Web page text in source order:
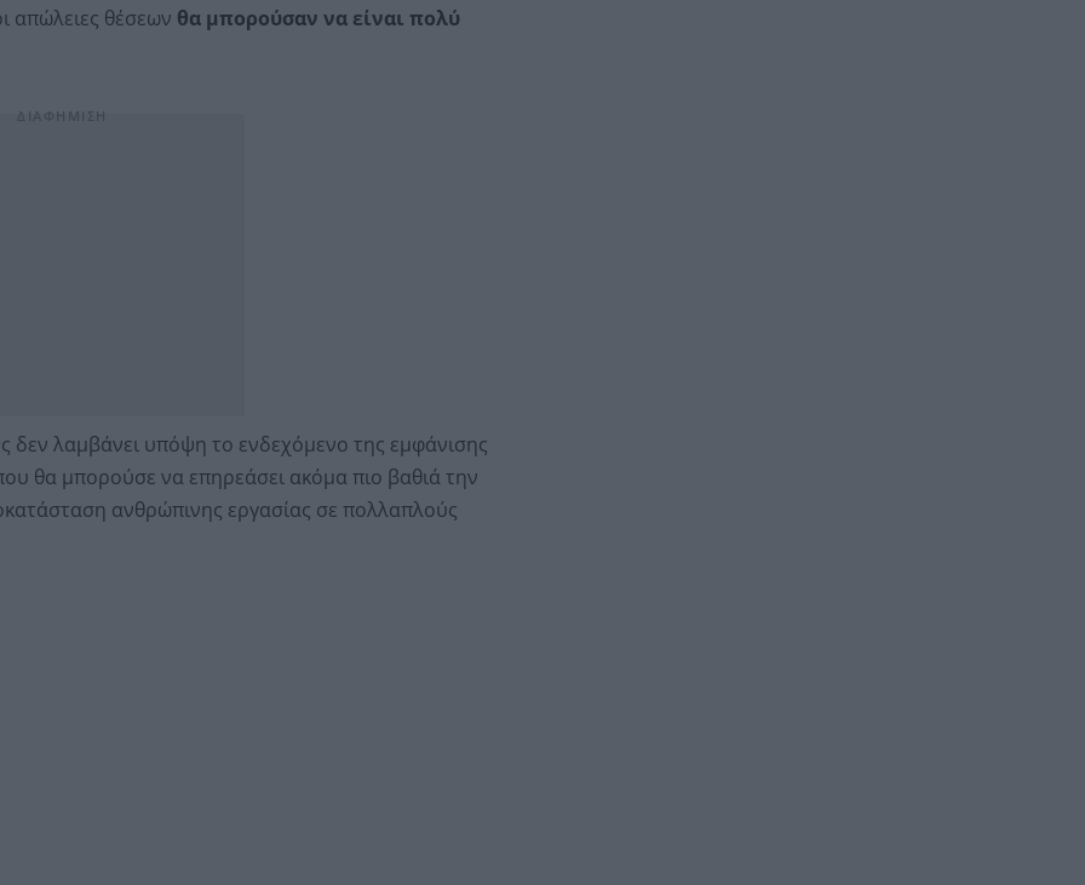
απώλειες θέσεων θα μπορούσαν να είναι πολύ
δεν λαμβάνει υπόψη το ενδεχόμενο της εμφάνισης
θα μπορούσε να επηρεάσει ακόμα πιο βαθιά την
ανθρώπινης εργασίας σε πολλαπλούς